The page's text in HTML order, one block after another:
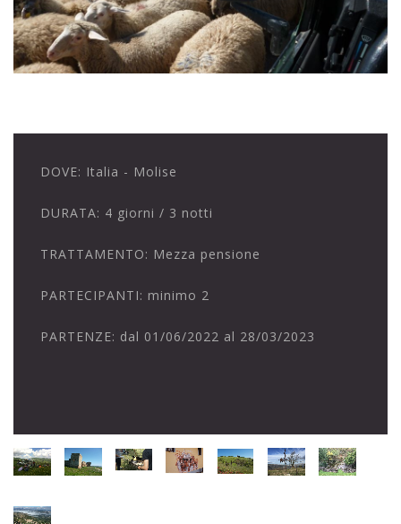
DOVE: Italia - Molise
DURATA: 4 giorni / 3 notti
TRATTAMENTO: Mezza pensione
PARTECIPANTI: minimo 2
PARTENZE: dal 01/06/2022 al 28/03/2023